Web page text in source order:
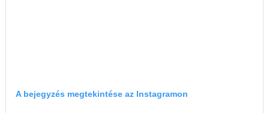
A bejegyzés megtekintése az Instagramon